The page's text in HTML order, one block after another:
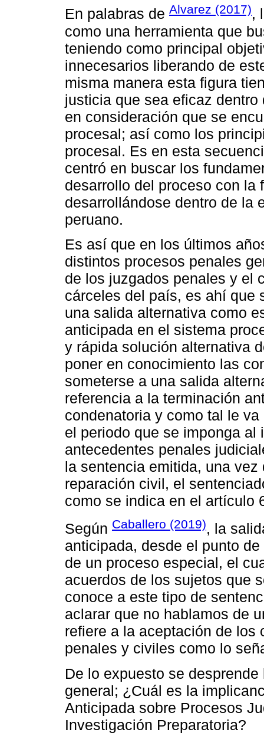
En palabras de Alvarez (2017),
como una herramienta que
teniendo como principal
innecesarios liberando de
misma manera esta figura
justicia que sea eficaz
en consideración que se
procesal; así como los
procesal. Es en esta
centró en buscar los
desarrollo del proceso con la
desarrollándose dentro de la
peruano.
Es así que en los últimos
distintos procesos penales
de los juzgados penales y el
cárceles del país, es ahí que
una salida alternativa como
anticipada en el sistema
y rápida solución alternativa
poner en conocimiento las
someterse a una salida
referencia a la terminación
condenatoria y como tal le
el periodo que se imponga
antecedentes penales
la sentencia emitida, una
reparación civil, el
como se indica en el artículo
Según Caballero (2019), la
anticipada, desde el punto
de un proceso especial, el
acuerdos de los sujetos que
conoce a este tipo de
aclarar que no hablamos de
refiere a la aceptación de los
penales y civiles como lo
De lo expuesto se
general; ¿Cuál es la
Anticipada sobre Procesos
Investigación Preparatoria?